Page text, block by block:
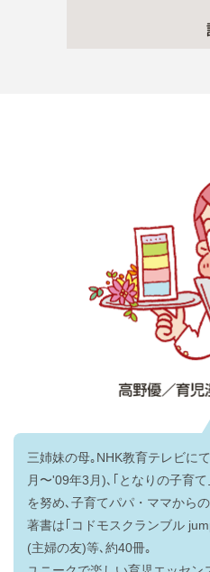
三姉妹の母｡NHK教育テレビに
月〜'09年3月)､｢となりの子育
を努め､子育てパパ・ママから
著書は｢コドモスクランブル
(主婦の友)等､約40冊｡